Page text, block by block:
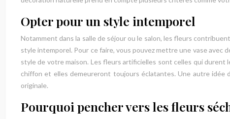
Opter pour un style intemporel
Notamment dans la salle de séjour ou le salon, les fleurs
style intemporel. Pour ce faire, vous pouvez mettre une vase avec
style de votre maison. Les fleurs artificielles sont celles qui durent
chiffon et elles demeureront toujours éclatantes. Une autre
originale.
Pourquoi pencher vers les fleurs